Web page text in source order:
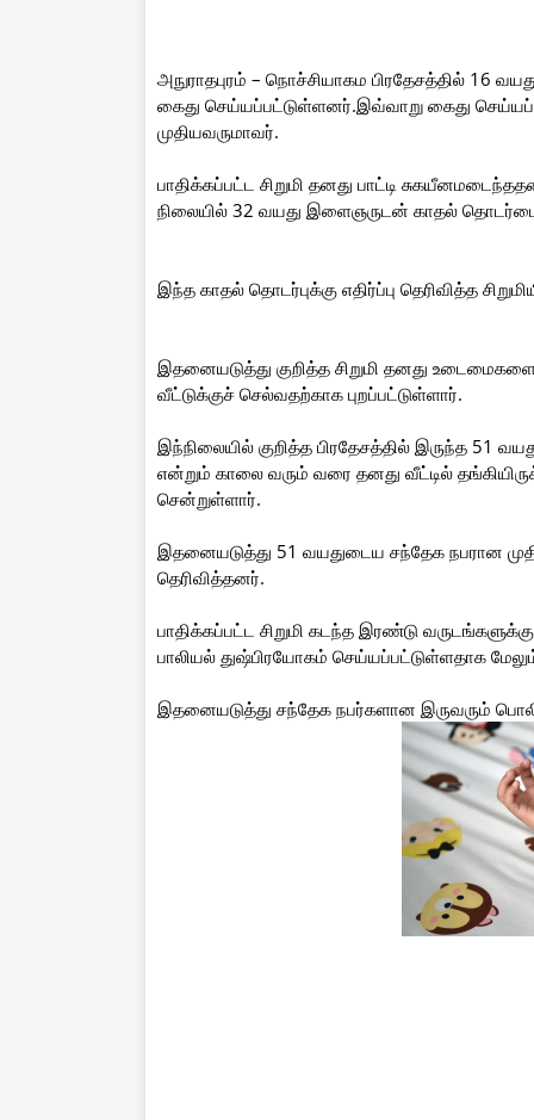
அநுராதபுரம் – நொச்சியாகம பிரதேசத்தில் 16
கைது செய்யப்பட்டுள்ளனர்.இவ்வாறு கைது
முதியவருமாவர்.
பாதிக்கப்பட்ட சிறுமி தனது பாட்டி
நிலையில் 32 வயது இளைஞருடன் காதல் தொடர்பை
இந்த காதல் தொடர்புக்கு எதிர்ப்பு தெரிவித்த
இதனையடுத்து குறித்த சிறுமி தனது
வீட்டுக்குச் செல்வதற்காக புறப்பட்டுள்ளார்.
இந்நிலையில் குறித்த பிரதேசத்தில் இருந்த 51
என்றும் காலை வரும் வரை தனது வீட்டில்
சென்றுள்ளார்.
இதனையடுத்து 51 வயதுடைய சந்தேக நபரான
தெரிவித்தனர்.
பாதிக்கப்பட்ட சிறுமி கடந்த இரண்டு
பாலியல் துஷ்பிரயோகம் செய்யப்பட்டுள்ளதாக
இதனையடுத்து சந்தேக நபர்களான இருவரும்